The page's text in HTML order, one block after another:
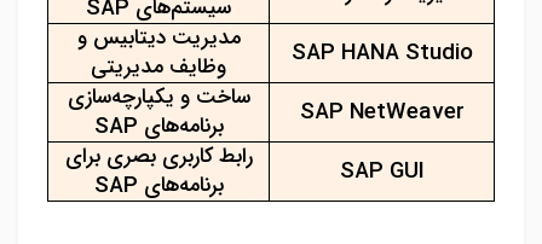
سیستم‌های SAP
SAP HANA Studio
مدیریت دیتابیس و
وظایف مدیریتی
SAP NetWeaver
ساخت و یکپارچه‌سازی
برنامه‌های SAP
SAP GUI
رابط کاربری بصری برای
برنامه‌های SAP